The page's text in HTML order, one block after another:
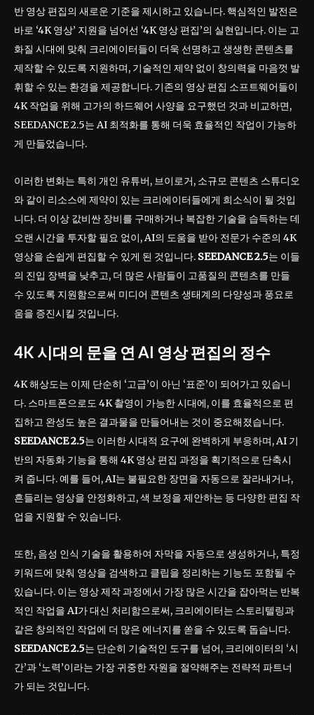
반 영상 편집의 새로운 기준을 제시하고 있습니다. 핵심적인 발전은
바로 ‘4K 영상’ 지원을 넘어선 ‘4K 영상 편집’의 실현입니다. 이는 고
화질 시대에 맞춰 크리에이터들이 더욱 선명하고 생생한 콘텐츠를
제작할 수 있도록 지원하며, 기술적인 제약 없이 창의력을 마음껏 발
휘할 수 있는 환경을 제공합니다. 기존의 영상 편집 소프트웨어들이
4K 작업을 위해 고가의 하드웨어 사양을 요구했던 것과 비교하면,
SEEDANCE 2.5는 AI 최적화를 통해 더욱 효율적인 작업이 가능하
게 만들었습니다.
이러한 변화는 특히 개인 유튜버, 브이로거, 소규모 콘텐츠 스튜디오
와 같이 리소스에 제약이 있는 크리에이터들에게 희소식이 될 것입
니다. 더 이상 값비싼 장비를 구매하거나 복잡한 기술을 습득하는 데
오랜 시간을 투자할 필요 없이, AI의 도움을 받아 전문가 수준의 4K
영상을 손쉽게 편집할 수 있게 된 것입니다. SEEDANCE 2.5는 이들
의 진입 장벽을 낮추고, 더 많은 사람들이 고품질의 콘텐츠를 만들
수 있도록 지원함으로써 미디어 콘텐츠 생태계의 다양성과 풍요로
움을 증진시킬 것입니다.
4K 시대의 문을 연 AI 영상 편집의 정수
4K 해상도는 이제 단순히 ‘고급’이 아닌 ‘표준’이 되어가고 있습니
다. 스마트폰으로도 4K 촬영이 가능한 시대에, 이를 효율적으로 편
집하고 완성도 높은 결과물을 만들어내는 것이 중요해졌습니다.
SEEDANCE 2.5는 이러한 시대적 요구에 완벽하게 부응하며, AI 기
반의 자동화 기능을 통해 4K 영상 편집 과정을 획기적으로 단축시
켜 줍니다. 예를 들어, AI는 불필요한 장면을 자동으로 잘라내거나,
흔들리는 영상을 안정화하고, 색 보정을 제안하는 등 다양한 편집 작
업을 지원할 수 있습니다.
또한, 음성 인식 기술을 활용하여 자막을 자동으로 생성하거나, 특정
키워드에 맞춰 영상을 검색하고 클립을 정리하는 기능도 포함될 수
있습니다. 이는 영상 제작 과정에서 가장 많은 시간을 잡아먹는 반복
적인 작업을 AI가 대신 처리함으로써, 크리에이터는 스토리텔링과
같은 창의적인 작업에 더 많은 에너지를 쏟을 수 있도록 돕습니다.
SEEDANCE 2.5는 단순히 기술적인 도구를 넘어, 크리에이터의 ‘시
간’과 ‘노력’이라는 가장 귀중한 자원을 절약해주는 전략적 파트너
가 되는 것입니다.